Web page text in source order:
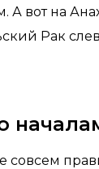
А вот на
Рак
совсем